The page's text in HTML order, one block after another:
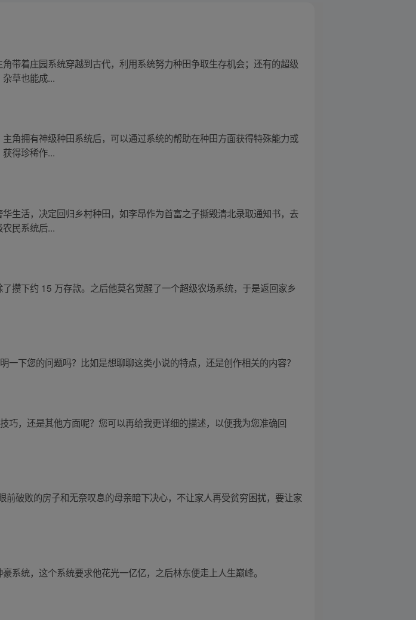
带着庄园系统穿越到古代，利用系统努力种田争取生存机会；还有的超级
草也能成...
角拥有神级种田系统后，可以通过系统的帮助在种田方面获得特殊能力或
得珍稀作...
生活，决定回归乡村种田，如李昂作为首富之子撕毁清北录取通知书，去
民系统后...
攒下约 15 万存款。之后他莫名觉醒了一个超级农场系统，于是返回家乡
下您的问题吗？比如是想聊聊这类小说的特点，还是创作相关的内容？
巧，还是其他方面呢？您可以再给我更详细的描述，以便我为您准确回
破败的房子和无奈叹息的母亲暗下决心，不让家人再受贫穷困扰，要让家
系统，这个系统要求他花光一亿亿，之后林东便走上人生巅峰。